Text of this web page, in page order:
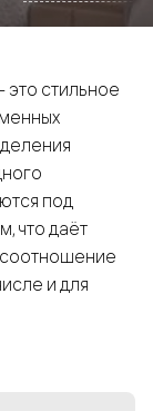
стильное
под
что даёт
и для